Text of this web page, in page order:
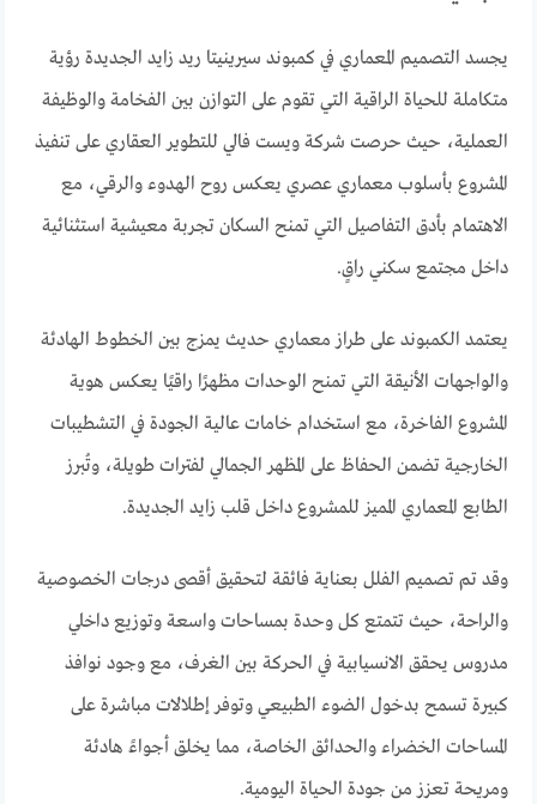
يجسد التصميم المعماري في كمبوند سيرينيتا ريد زايد الجديدة رؤية
متكاملة للحياة الراقية التي تقوم على التوازن بين الفخامة والوظيفة
العملية، حيث حرصت شركة ويست فالي للتطوير العقاري على تنفيذ
المشروع بأسلوب معماري عصري يعكس روح الهدوء والرقي، مع
الاهتمام بأدق التفاصيل التي تمنح السكان تجربة معيشية استثنائية
داخل مجتمع سكني راقٍ.
يعتمد الكمبوند على طراز معماري حديث يمزج بين الخطوط الهادئة
والواجهات الأنيقة التي تمنح الوحدات مظهرًا راقيًا يعكس هوية
المشروع الفاخرة، مع استخدام خامات عالية الجودة في التشطيبات
الخارجية تضمن الحفاظ على المظهر الجمالي لفترات طويلة، وتُبرز
الطابع المعماري المميز للمشروع داخل قلب زايد الجديدة.
وقد تم تصميم الفلل بعناية فائقة لتحقيق أقصى درجات الخصوصية
والراحة، حيث تتمتع كل وحدة بمساحات واسعة وتوزيع داخلي
مدروس يحقق الانسيابية في الحركة بين الغرف، مع وجود نوافذ
كبيرة تسمح بدخول الضوء الطبيعي وتوفر إطلالات مباشرة على
المساحات الخضراء والحدائق الخاصة، مما يخلق أجواءً هادئة
ومريحة تعزز من جودة الحياة اليومية.